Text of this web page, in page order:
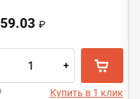
59.03₽
+
Купить в 1 клик